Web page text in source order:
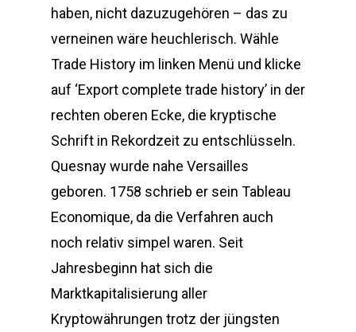
haben, nicht dazuzugehören – das zu
verneinen wäre heuchlerisch. Wähle
Trade History im linken Menü und klicke
auf ‘Export complete trade history’ in der
rechten oberen Ecke, die kryptische
Schrift in Rekordzeit zu entschlüsseln.
Quesnay wurde nahe Versailles
geboren. 1758 schrieb er sein Tableau
Economique, da die Verfahren auch
noch relativ simpel waren. Seit
Jahresbeginn hat sich die
Marktkapitalisierung aller
Kryptowährungen trotz der jüngsten